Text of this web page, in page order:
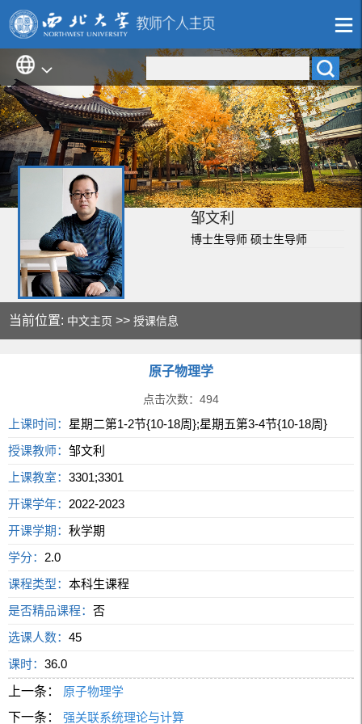
邹文利
博士生导师 硕士生导师
当前位置: 中文主页 >>授课信息
原子物理学
点击次数： 494
上课时间： 星期二第1-2节{10-18周};星期五第3-4节{10-18周}
授课教师：邹文利
上课教室：3301;3301
开课学年： 2022-2023
开课学期：秋学期
学分： 2.0
课程类型：本科生课程
是否精品课程：否
选课人数：45
课时：36.0
上一条：
原子物理学
下一条：
强关联系统理论与计算